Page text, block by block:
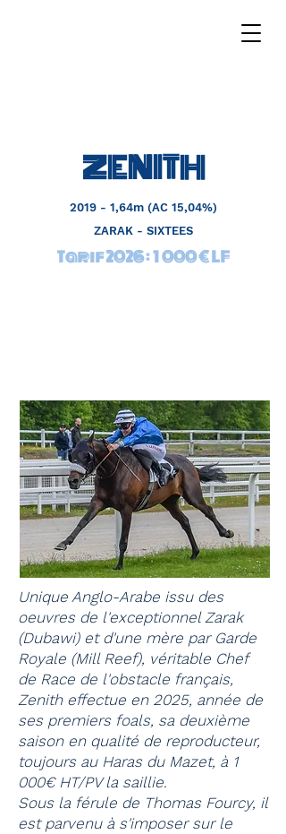
ZENITH
2019 - 1,64m (AC 15,04%)
ZARAK - SIXTEES
Tarif 2026 : 1 000 € LF
Unique Anglo-Arabe issu des
oeuvres de l'exceptionnel Zarak
(Dubawi) et d'une mère par Garde
Royale (Mill Reef), véritable Chef
de Race de l'obstacle français,
Zenith effectue en 2025, année de
ses premiers foals, sa deuxième
saison en qualité de reproducteur,
toujours au Haras du Mazet, à 1
000€ HT/PV la saillie.
Sous la férule de Thomas Fourcy, il
est parvenu à s'imposer sur le